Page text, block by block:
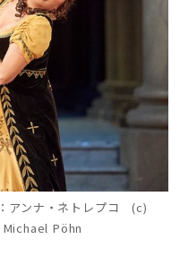
アンナ・ネトレプコ (c)
Pöhn